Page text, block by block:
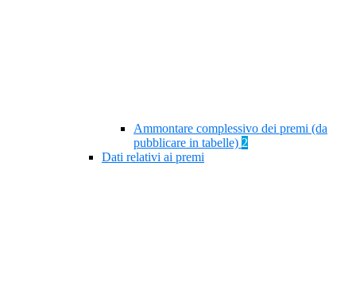
Ammontare complessivo dei premi (da
pubblicare in tabelle) 2
Dati relativi ai premi